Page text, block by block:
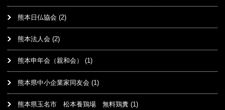
熊本日仏協会 (2)
熊本法人会 (2)
熊本申年会（親和会） (1)
熊本県中小企業家同友会 (1)
熊本県玉名市 松本養鶏場 無料鶏糞 (1)